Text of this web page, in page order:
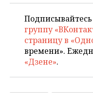
группу
страницу в
времени».
«Дзене».